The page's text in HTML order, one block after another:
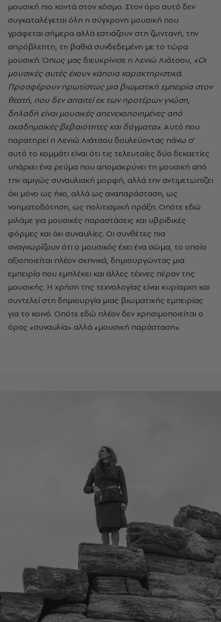
μουσική πιο κοντά στον κόσμο. Στον όρο αυτό δεν
συγκαταλέγεται όλη η σύγχρονη μουσική που
γράφεται σήμερα αλλά εστιάζουν στη ζωντανή, την
απρόβλεπτη, τη βαθιά συνδεδεμένη με το τώρα
μουσική. Όπως μας διευκρίνισε η Λενιώ Λιάτσου, «Οι
μουσικές αυτές έχουν κάποια χαρακτηριστικά.
Προσφέρουν πρωτίστως μια βιωματική εμπειρία στον
θεατή, που δεν απαιτεί εκ των προτέρων γνώση,
δηλαδή είναι μουσικές απενεχοποιημένες από
ακαδημαϊκές βεβαιότητες και δόγματα».Αυτό που
παρατηρεί η Λενιώ Λιάτσου δουλεύοντας πάνω σ’
αυτό το κομμάτι είναι ότι τις τελευταίες δύο δεκαετίες
υπάρχει ένα ρεύμα που απομακρύνει τη μουσική από
την αμιγώς συναυλιακή μορφή, αλλά την αντιμετωπίζει
όχι μόνο ως ήχο, αλλά ως αναπαράσταση, ως
νοηματοδότηση, ως πολιτισμική πράξη. Οπότε εδώ
μιλάμε για μουσικές παραστάσεις και υβριδικές
φόρμες και όχι συναυλίες. Οι συνθέτες πια
αναγνωρίζουν ότι ο μουσικός έχει ένα σώμα, το οποίο
αξιοποιείται πλέον σκηνικά, δημιουργώντας μια
εμπειρία που εμπλέκει και άλλες τέχνες πέραν της
μουσικής. Η χρήση της τεχνολογίας είναι κυρίαρχη και
συντελεί στη δημιουργία μιας βιωματικής εμπειρίας
για το κοινό. Οπότε εδώ πλέον δεν χρησιμοποιείται ο
όρος «συναυλία» αλλά «μουσική παράσταση».